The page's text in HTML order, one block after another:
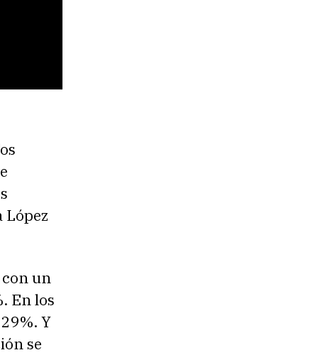
López
con un
En los
Y
se